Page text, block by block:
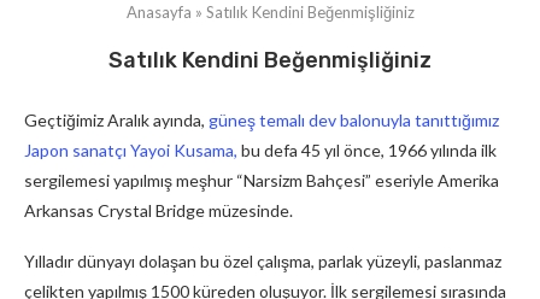
Anasayfa » Satılık Kendini Beğenmişliğiniz
Satılık Kendini Beğenmişliğiniz
Geçtiğimiz Aralık ayında, güneş temalı dev balonuyla tanıttığımız
Japon sanatçı Yayoi Kusama, bu defa 45 yıl önce, 1966 yılında ilk
sergilemesi yapılmış meşhur “Narsizm Bahçesi” eseriyle Amerika
Arkansas Crystal Bridge müzesinde.
Yılladır dünyayı dolaşan bu özel çalışma, parlak yüzeyli, paslanmaz
çelikten yapılmış 1500 küreden oluşuyor. İlk sergilemesi sırasında